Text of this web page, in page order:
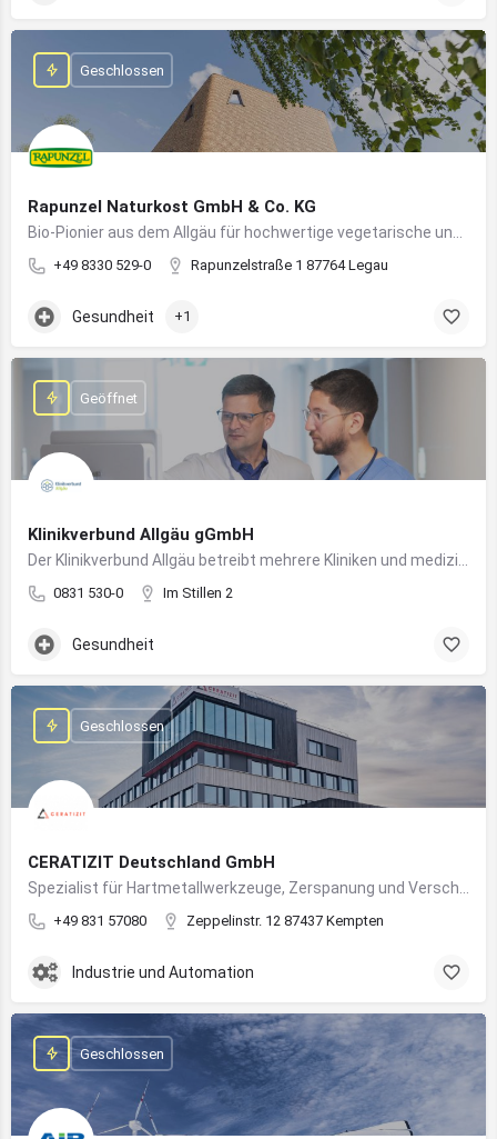
Rapunzel Naturkost GmbH & Co. KG
+49 8330 529-0 Rapunzelstraße 1 87764 Legau
Geschlossen
Gesundheit +1
Klinikverbund Allgäu gGmbH
0831 530-0 Im Stillen 2
Geöffnet
Gesundheit
CERATIZIT Deutschland GmbH
+49 831 57080 Zeppelinstr. 12 87437 Kempten
Geschlossen
Industrie und Automation
Geschlossen